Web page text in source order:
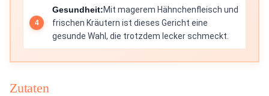
Gesundheit:Mit magerem Hähnchenfleisch und
frischen Kräutern ist dieses Gericht eine
gesunde Wahl, die trotzdem lecker schmeckt.
Zutaten